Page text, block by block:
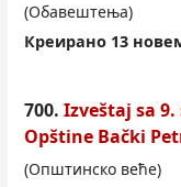
(Обавештења)
Креирано 13
700. Izveštaj sa
Opštine Bački
(Општинско веће)